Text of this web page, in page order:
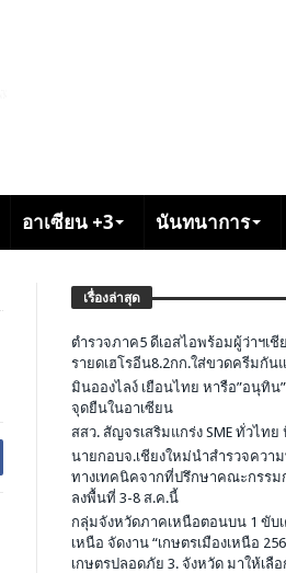
อาเซียน +3 นันทนาการ
เรื่องล่าสุด
ตำรวจภาค5 ดีเอสไอพร้อมผู้ว่าฯเชี
รายดเฮโรอีน8.2กก.ใส่ขวดครีมกัน
มินอองไลง์ เยือนไทย หารือ”อนุทิ
จุดยืนในอาเซียน
สสว. สัญจรเสริมแกร่ง SME ทั่วไท
นายกอบจ.เชียงใหม่นำสำรวจควา
ทางเทคนิคจากที่ปรึกษาคณะกรรม
ลงพื้นที่ 3-8 ส.ค.นี้
กลุ่มจังหวัดภาคเหนือตอนบน 1 ขับ
เหนือ จัดงาน “เกษตรเมืองเหนือ
เกษตรปลอดภัย 3. จังหวัด มาให้เลื